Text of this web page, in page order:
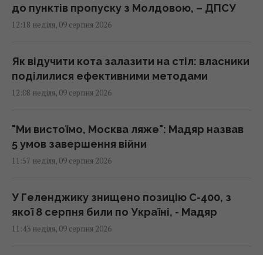
до пунктів пропуску з Молдовою, – ДПСУ
12:18 неділя, 09 серпня 2026
Як відучити кота залазити на стіл: власники
поділилися ефективними методами
12:08 неділя, 09 серпня 2026
"Ми вистоїмо, Москва ляже": Мадяр назвав
5 умов завершення війни
11:57 неділя, 09 серпня 2026
У Геленджику знищено позицію С-400, з
якої 8 серпня били по Україні, - Мадяр
11:43 неділя, 09 серпня 2026